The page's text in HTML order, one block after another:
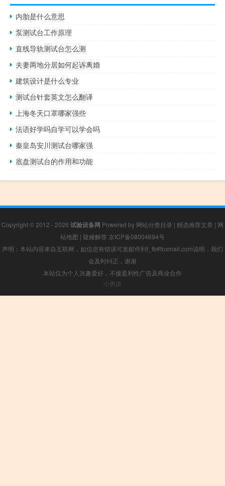
内胎是什么意思
泵测试台工作原理
直线导轨测试台怎么测
夫妻两地分居如何起诉离婚
建筑设计是什么专业
测试台针套英文怎么翻译
上海冬天口罩哪家强些
法语好学吗自学可以学会吗
秦皇岛安川测试台哪家强
底盘测试台的作用和功能
Copyright © 2012 - 2026 试验设备网 Powered by 网站分类目录 | 精选推荐文章 | 网
站地图 | 疑难解答 京ICP备08004694号
声明：本站内容来自互联网，如信息有错误可发邮件到f_fb#foxmail.com说明，我们
会及时纠正，谢谢
本站仅为个人兴趣爱好，不接盈利性广告及商业合作
小男孩